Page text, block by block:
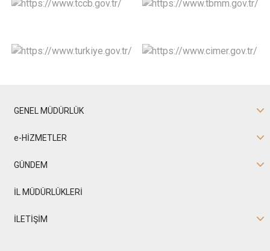
GENEL MÜDÜRLÜK
e-HİZMETLER
GÜNDEM
İL MÜDÜRLÜKLERİ
İLETİŞİM